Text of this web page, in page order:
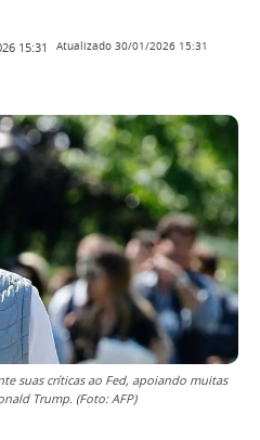
15:31 Atualizado 30/01/2026 15:31
suas críticas ao Fed, apoiando muitas
Trump. (Foto: AFP)